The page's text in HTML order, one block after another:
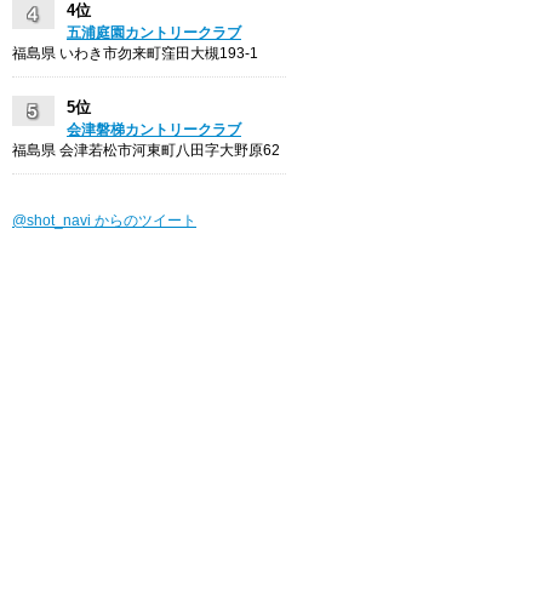
4位
五浦庭園カントリークラブ
福島県 いわき市勿来町窪田大槻193-1
5位
会津磐梯カントリークラブ
福島県 会津若松市河東町八田字大野原62
@shot_navi からのツイート